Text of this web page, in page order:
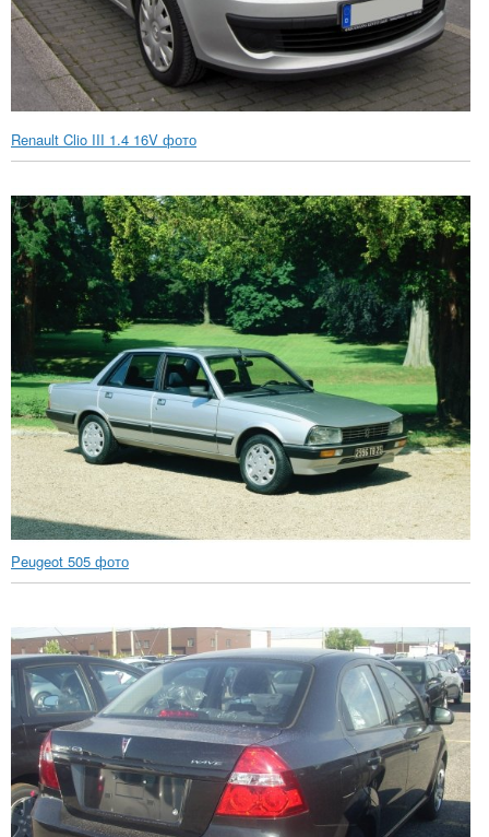
Renault Clio III 1.4 16V фото
Peugeot 505 фото